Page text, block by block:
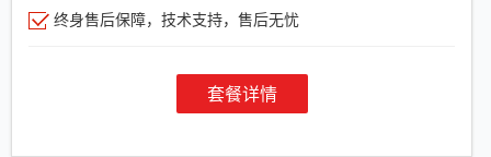
终身售后保障，技术支持，售后无忧
套餐详情